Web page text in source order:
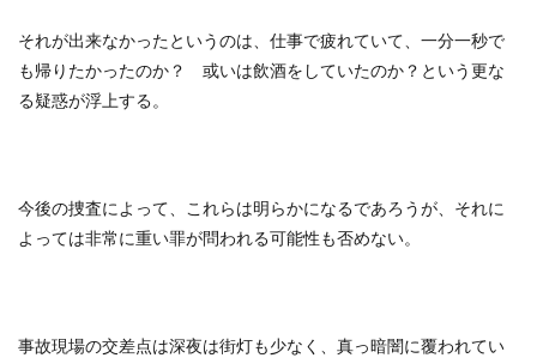
それが出来なかったというのは、仕事で疲れていて、一分一秒で
も帰りたかったのか？ 或いは飲酒をしていたのか？という更な
る疑惑が浮上する。
今後の捜査によって、これらは明らかになるであろうが、それに
よっては非常に重い罪が問われる可能性も否めない。
事故現場の交差点は深夜は街灯も少なく、真っ暗闇に覆われてい